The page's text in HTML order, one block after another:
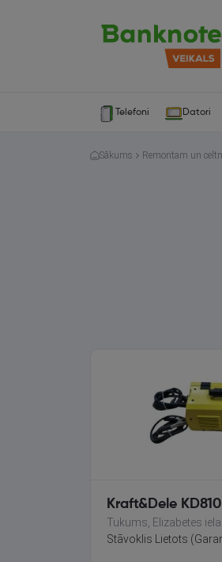
Telefoni Datori
Sākums Remontam un
Kraft&Dele KD810
Tukums, Elizabetes
Stāvoklis Lietots